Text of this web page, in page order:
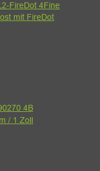
FireDot 4Fine
mit FireDot
4B
/ 1 Zoll